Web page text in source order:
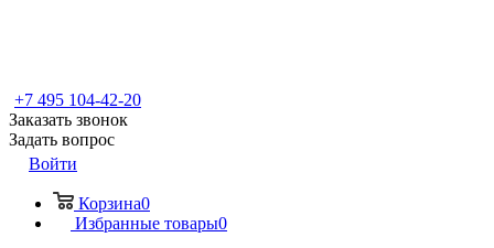
+7 495 104-42-20
Заказать звонок
Задать вопрос
Войти
Корзина0
Избранные товары0